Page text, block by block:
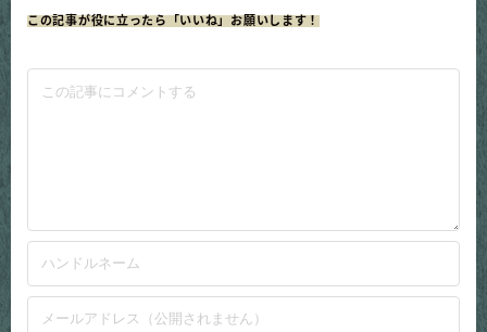
この記事が役に立ったら「いいね」お願いします！